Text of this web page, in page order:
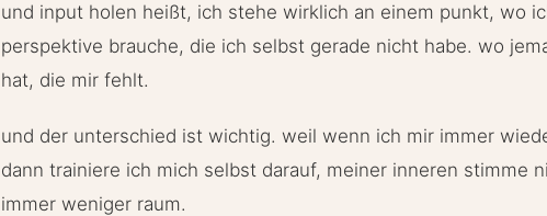
und input holen heißt, ich stehe wirklich an einem punkt, wo
perspektive brauche, die ich selbst gerade nicht habe. wo
hat, die mir fehlt.
und der unterschied ist wichtig. weil wenn ich mir immer
dann trainiere ich mich selbst darauf, meiner inneren stimme
immer weniger raum.